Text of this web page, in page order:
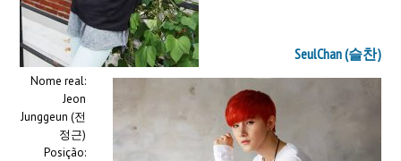
SeulChan (슬찬)
Nome real:
Jeon
Junggeun (전
정근)
Posição: